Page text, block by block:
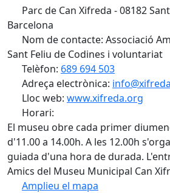
Parc de Can Xifreda - 08182
Barcelona
Nom de contacte: Associació
Sant Feliu de Codines i voluntariat
Telèfon: 689 694 503
Adreça electrònica:
Lloc web: www.xifreda.org
Horari:
El museu obre cada primer
d'11.00 a 14.00h. A les 12.00h
guiada d'una hora de durada.
Amics del Museu Municipal Can
Amplieu el mapa